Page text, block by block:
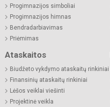
Progimnazijos simboliai
Progimnazijos himnas
Bendradarbiavimas
Priėmimas
Ataskaitos
Biudžeto vykdymo ataskaitų rinkiniai
Finansinių ataskaitų rinkiniai
Lėšos veiklai viešinti
Projektinė veikla